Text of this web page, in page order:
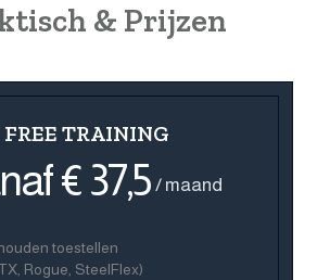
& Prijzen
FREE TRAINING
€ 37,5 / maand
toestellen
Rogue, SteelFlex)